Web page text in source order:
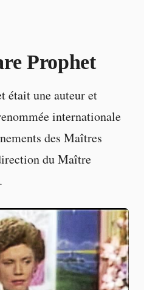
Prophet
était une auteur et
internationale
des Maîtres
du Maître